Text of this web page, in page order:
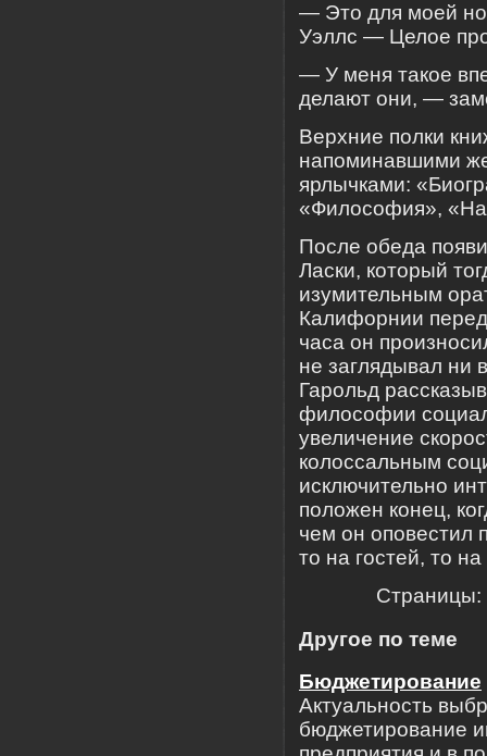
— Это для моей
Уэллс — Целое
— У меня такое
делают они, —
Верхние полки
напоминавшими
ярлычками:
«Философия»,
После обеда
Ласки, который
изумительным
Калифорнии
часа он
не заглядывал ни
Гарольд
философии
увеличение
колоссальным
исключительно
положен конец,
чем он оповестил
то на гостей, то
Страницы:
Другое по теме
Бюджетирование
Актуальность
бюджетирование